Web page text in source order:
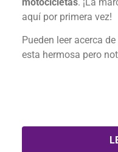
aquí por primera vez!
Pueden leer acerca
esta hermosa pero